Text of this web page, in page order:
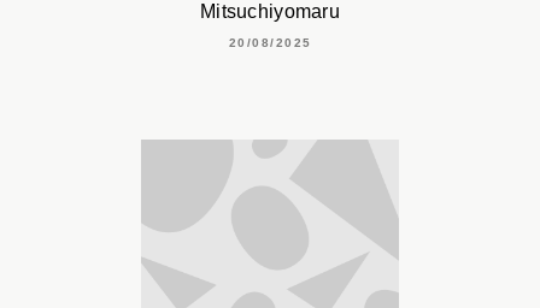
Mitsuchiyomaru
20/08/2025